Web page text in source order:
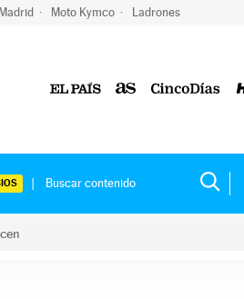
Moto Kymco Ladrones